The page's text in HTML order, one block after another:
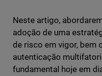
Neste artigo,
adoção de uma
de risco em vigor, bem
autenticação
fundamental hoje em